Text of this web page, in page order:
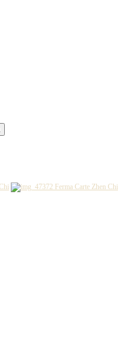
Ferma Carte Zhen Chi